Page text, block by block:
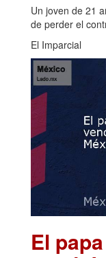
Un joven de 21
de perder el
El Imparcial
El